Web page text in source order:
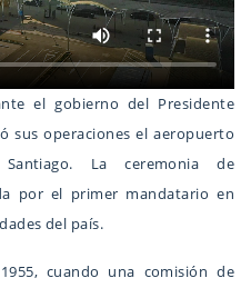
el gobierno del Presidente
sus operaciones el aeropuerto
La ceremonia de
por el primer mandatario en
del país.
cuando una comisión de